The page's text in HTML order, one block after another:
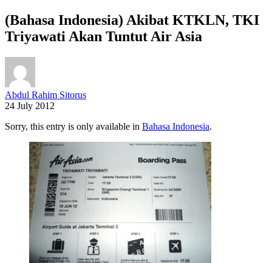
(Bahasa Indonesia) Akibat KTKLN, TKI
Triyawati Akan Tuntut Air Asia
Abdul Rahim Sitorus
24 July 2012
Sorry, this entry is only available in Bahasa Indonesia.